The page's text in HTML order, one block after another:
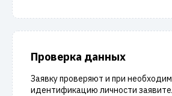
Проверка данных
Заявку проверяют и при
идентификацию личности